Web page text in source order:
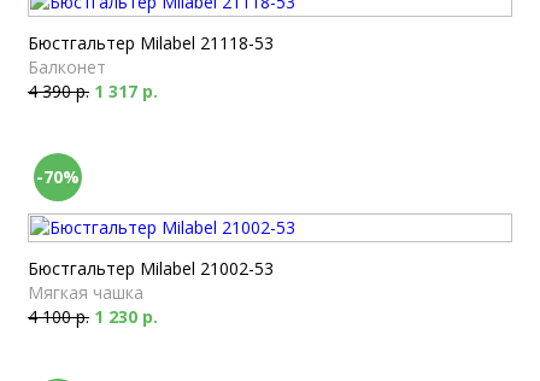
Бюстгальтер Milabel 21118-53
Балконет
4 390 р. 1 317 р.
-70%
Бюстгальтер Milabel 21002-53
Мягкая чашка
4 100 р. 1 230 р.